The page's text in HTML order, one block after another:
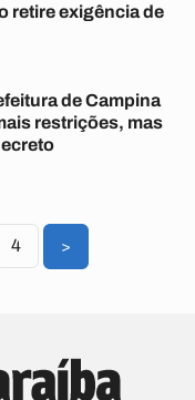
retire exigência de
de Campina
restrições, mas
4 >